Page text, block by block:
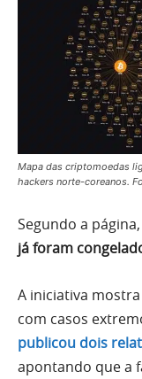
Mapa das criptomoedas
hackers norte-coreanos.
Segundo a página,
já foram
A iniciativa
com casos
publicou dois
apontando que a